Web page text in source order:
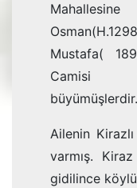
Mustafa(
Camisi
büyümüşlerdir.
Ailenin
varmış.
gidilince